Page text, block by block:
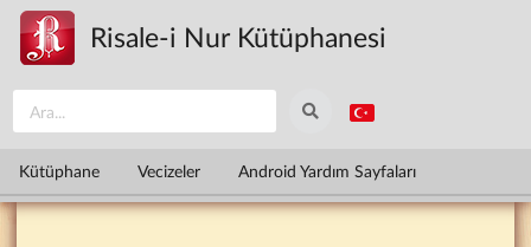
Ana içeriğe atla
Risale-i Nur Kütüphanesi
Kütüphane Vecizeler Android Yardım Sayfaları